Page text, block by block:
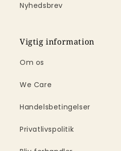
Nyhedsbrev
Vigtig information
Om os
We Care
Handelsbetingelser
Privatlivspolitik